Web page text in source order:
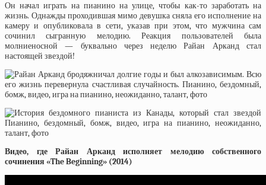
Он начал играть на пианино на улице, чтобы как-то заработать на
жизнь. Однажды проходившая мимо девушка сняла его исполнение на
камеру и опубликовала в сети, указав при этом, что мужчина сам
сочинил сыгранную мелодию. Реакция пользователей была
молниеносной — буквально через неделю Райан Арканд стал
настоящей звездой!
Видео, где Райан Арканд исполняет мелодию собственного
сочинения «The Beginning» (2014)